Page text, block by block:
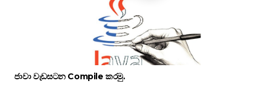
ජාවා වැඩසටන Compile කරමු.